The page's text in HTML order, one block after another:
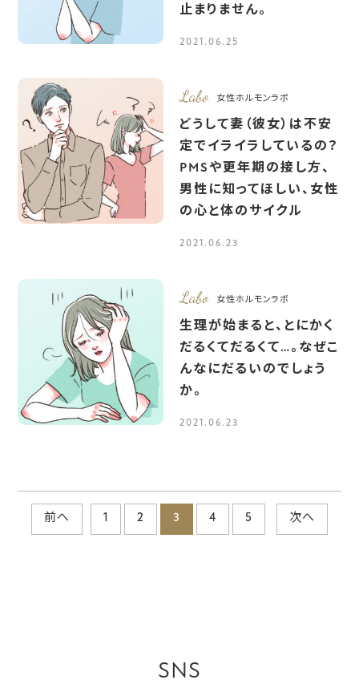
止まりません。
2021.06.25
Labo 女性ホルモンラボ
どうして妻（彼女）は不安
定でイライラしているの？
PMSや更年期の接し方、
男性に知ってほしい、女性
の心と体のサイクル
2021.06.23
Labo 女性ホルモンラボ
生理が始まると、とにかく
だるくてだるくて…。なぜこ
んなにだるいのでしょう
か。
2021.06.23
前へ 1 2 3 4 5 次へ
SNS